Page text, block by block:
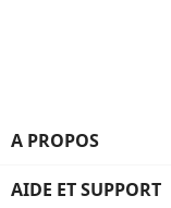
A PROPOS
AIDE ET SUPPORT